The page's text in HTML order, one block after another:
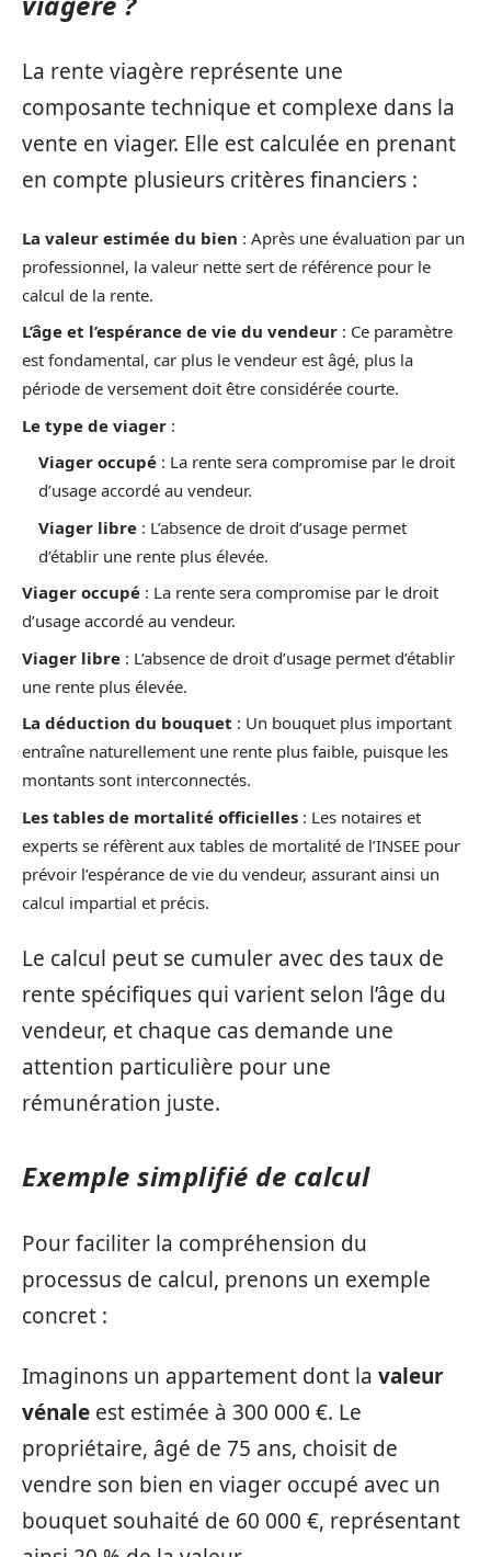
La rente viagère représente une
composante technique et complexe dans la
vente en viager. Elle est calculée en prenant
en compte plusieurs critères financiers :
La valeur estimée du bien : Après une évaluation par un
professionnel, la valeur nette sert de référence pour le
calcul de la rente.
L’âge et l’espérance de vie du vendeur : Ce paramètre
est fondamental, car plus le vendeur est âgé, plus la
période de versement doit être considérée courte.
Le type de viager :
Viager occupé : La rente sera compromise par le droit
d’usage accordé au vendeur.
Viager libre : L’absence de droit d’usage permet
d’établir une rente plus élevée.
Viager occupé : La rente sera compromise par le droit
d’usage accordé au vendeur.
Viager libre : L’absence de droit d’usage permet d’établir
une rente plus élevée.
La déduction du bouquet : Un bouquet plus important
entraîne naturellement une rente plus faible, puisque les
montants sont interconnectés.
Les tables de mortalité officielles : Les notaires et
experts se réfèrent aux tables de mortalité de l’INSEE pour
prévoir l’espérance de vie du vendeur, assurant ainsi un
calcul impartial et précis.
Le calcul peut se cumuler avec des taux de
rente spécifiques qui varient selon l’âge du
vendeur, et chaque cas demande une
attention particulière pour une
rémunération juste.
Exemple simplifié de calcul
Pour faciliter la compréhension du
processus de calcul, prenons un exemple
concret :
Imaginons un appartement dont la valeur
vénale est estimée à 300 000 €. Le
propriétaire, âgé de 75 ans, choisit de
vendre son bien en viager occupé avec un
bouquet souhaité de 60 000 €, représentant